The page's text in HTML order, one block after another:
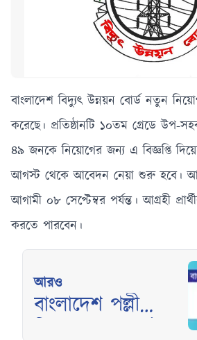
বাংলাদেশ বিদ্যুৎ উন্নয়ন বোর্ড নতুন
করেছে। প্রতিষ্ঠানটি ১০তম গ্রেডে উপ-
৪৯ জনকে নিয়োগের জন্য এ বিজ্ঞপ্তি
আগস্ট থেকে আবেদন নেয়া শুরু হবে।
আগামী ০৮ সেপ্টেম্বর পর্যন্ত। আগ্রহী
করতে পারবেন।
আরও
বাংলাদেশ পল্লী